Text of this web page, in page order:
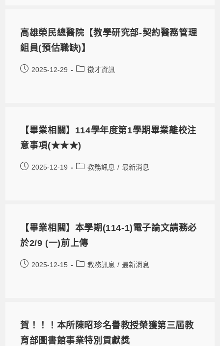
高雄榮民總醫院【教學研究部-契約醫務管理
組員(預估職缺)】
2025-12-29 徵才資訊
【畢業相關】114學年度第1學期畢業離校注
意事項(★★★)
2025-12-19 教務訊息 / 最新消息
【畢業相關】本學期(114-1)電子論文請務必
於2/9 (一)前上傳
2025-12-15 教務訊息 / 最新消息
賀！！！本所陳昭珍名譽教授榮獲第三屆教
育部圖書館事業特別貢獻獎